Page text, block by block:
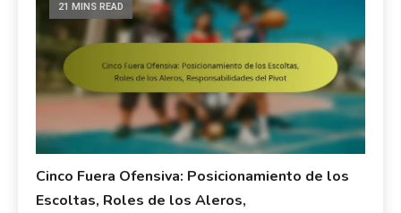
21 MINS READ
Cinco Fuera Ofensiva: Posicionamiento de los
Escoltas, Roles de los Aleros,